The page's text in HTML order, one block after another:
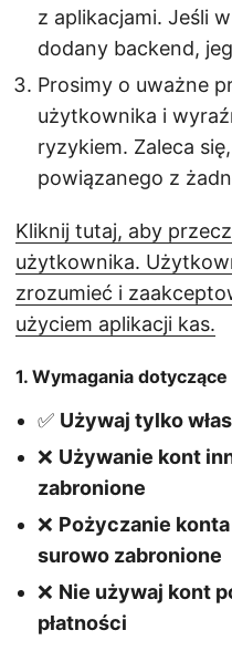
z aplikacjami. Jeśli
dodany backend,
Prosimy o uważne
użytkownika i
ryzykiem. Zaleca
powiązanego z
Kliknij tutaj, aby
użytkownika.
zrozumieć i
użyciem aplikacji kas.
1. Wymagania
✅ Używaj tylko
❌ Używanie kont
zabronione
❌ Pożyczanie
surowo zabronione
❌ Nie używaj kont
płatności